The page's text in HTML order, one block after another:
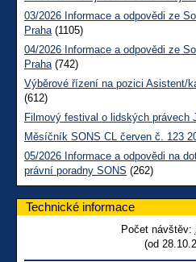
03/2026 Informace a odpovědi ze
Praha(1105)
04/2026 Informace a odpovědi ze
Praha(742)
Výběrové řízení na pozici Asistent/
(612)
Filmový festival o lidských právech
Měsíčník SONS CL červen č. 123
05/2026 Informace a odpovědi na
právní poradny SONS (262)
Technické informace
Počet návštěv:
(od